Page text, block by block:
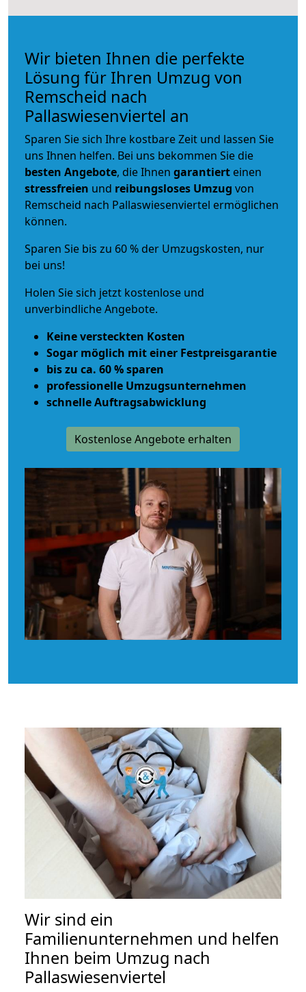
Wir bieten Ihnen die perfekte
Lösung für Ihren Umzug von
Remscheid nach
Pallaswiesenviertel an
Sparen Sie sich Ihre kostbare Zeit und lassen Sie
uns Ihnen helfen. Bei uns bekommen Sie die
besten Angebote, die Ihnen garantiert einen
stressfreien und reibungsloses Umzug von
Remscheid nach Pallaswiesenviertel ermöglichen
können.
Sparen Sie bis zu 60 % der Umzugskosten, nur
bei uns!
Holen Sie sich jetzt kostenlose und
unverbindliche Angebote.
Keine versteckten Kosten
Sogar möglich mit einer Festpreisgarantie
bis zu ca. 60 % sparen
professionelle Umzugsunternehmen
schnelle Auftragsabwicklung
Kostenlose Angebote erhalten
Wir sind ein
Familienunternehmen und helfen
Ihnen beim Umzug nach
Pallaswiesenviertel